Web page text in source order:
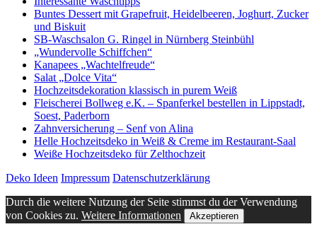
Buntes Dessert mit Grapefruit, Heidelbeeren, Joghurt, Zucker
und Biskuit
SB-Waschsalon G. Ringel in Nürnberg Steinbühl
„Wundervolle Schiffchen“
Kanapees „Wachtelfreude“
Salat „Dolce Vita“
Hochzeitsdekoration klassisch in purem Weiß
Fleischerei Bollweg e.K. – Spanferkel bestellen in Lippstadt,
Soest, Paderborn
Zahnversicherung – Senf von Alina
Helle Hochzeitsdeko in Weiß & Creme im Restaurant-Saal
Weiße Hochzeitsdeko für Zelthochzeit
Deko Ideen Impressum Datenschutzerklärung
Durch die weitere Nutzung der Seite stimmst du der Verwendung
von Cookies zu. Weitere Informationen Akzeptieren